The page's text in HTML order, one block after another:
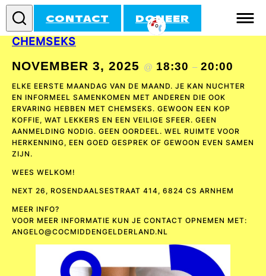
CONTACT DONEER
DOE MEE!
ACTIVITEITEN
AGENDA
INFORMELE BIJEENKOMST OVER
CHEMSEKS
NOVEMBER 3, 2025 @ 18:30 – 20:00
ELKE EERSTE MAANDAG VAN DE MAAND. JE KAN NUCHTER
EN INFORMEEL SAMENKOMEN MET ANDEREN DIE OOK
ERVARING HEBBEN MET CHEMSEKS. GEWOON EEN KOP
KOFFIE, WAT LEKKERS EN EEN VEILIGE SFEER. GEEN
AANMELDING NODIG. GEEN OORDEEL. WEL RUIMTE VOOR
HERKENNING, EEN GOED GESPREK OF GEWOON EVEN SAMEN
ZIJN.
WEES WELKOM!
NEXT 26, ROSENDAALSESTRAAT 414, 6824 CS ARNHEM
MEER INFO?
VOOR MEER INFORMATIE KUN JE CONTACT OPNEMEN MET:
ANGELO@COCMIDDENGELDERLAND.NL